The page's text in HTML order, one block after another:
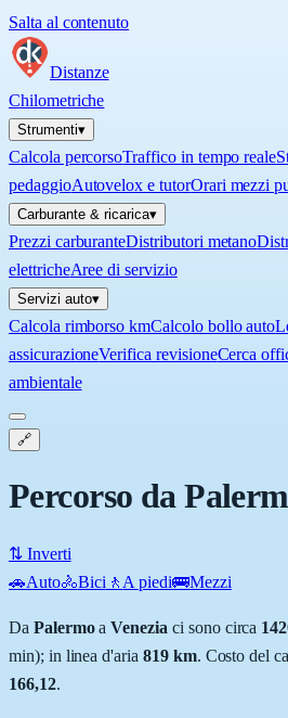
Salta al contenuto
Distanze
Chilometriche
Strumenti▾
Calcola percorsoTraffico in tempo reale
pedaggioAutovelox e tutorOrari mezzi
Carburante & ricarica▾
Prezzi carburanteDistributori metano
elettricheAree di servizio
Servizi auto▾
Calcola rimborso kmCalcolo bollo auto
assicurazioneVerifica revisioneCerca
ambientale
🔗
Percorso da
⇅ Inverti
🚗Auto🚴Bici 🚶 A piedi🚌Mezzi
Da PalermoaVenezia ci sono circa
min); in linea d'aria 819km. Costo del
166,12.